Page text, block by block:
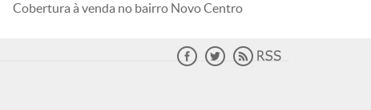
Cobertura à venda no bairro Novo Centro